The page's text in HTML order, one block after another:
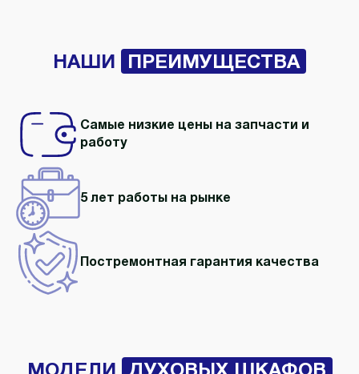
НАШИ ПРЕИМУЩЕСТВА
Самые низкие цены на запчасти и
работу
5 лет работы на рынке
Постремонтная гарантия качества